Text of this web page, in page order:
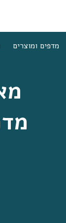
מדפים ומוצרים